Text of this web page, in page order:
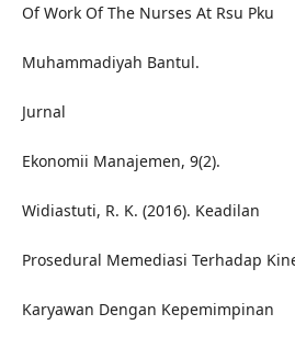
Of Work Of The Nurses At Rsu Pku
Muhammadiyah Bantul.
Jurnal
Ekonomii Manajemen, 9(2).
Widiastuti, R. K. (2016). Keadilan
Prosedural Memediasi Terhadap
Karyawan Dengan Kepemimpinan